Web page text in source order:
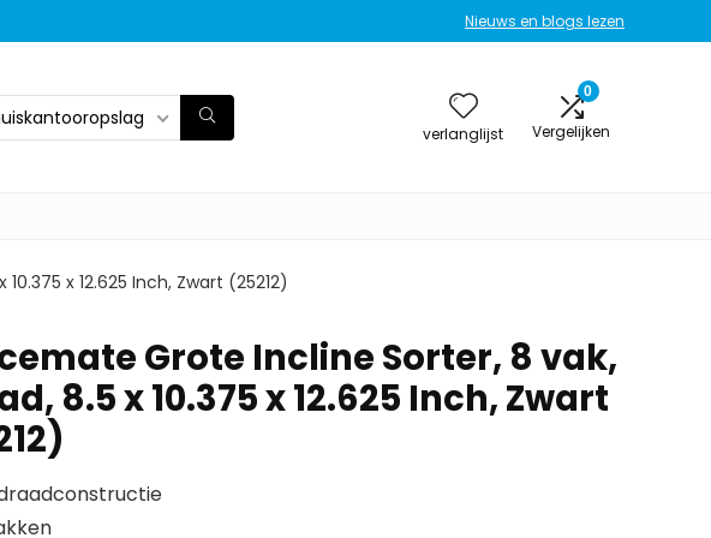
Nieuws en blogs lezen
verlanglijst
0
Vergelijken
x 12.625 Inch, Zwart (25212)
Grote Incline Sorter, 8 vak,
8.5 x 10.375 x 12.625 Inch, Zwart